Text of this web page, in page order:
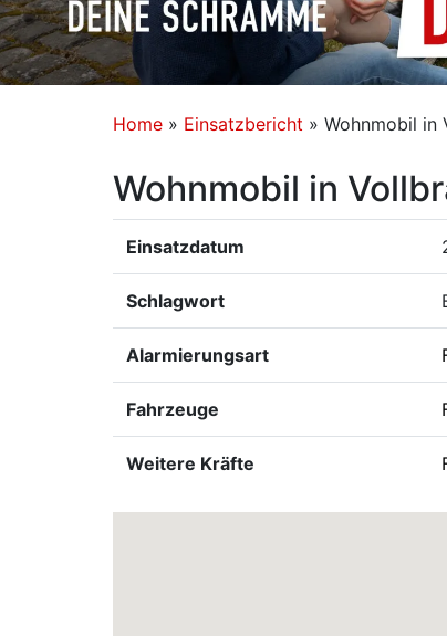
Home » Einsatzbericht » Wohnmobil in
Wohnmobil in
Einsatzdatum
Schlagwort
Alarmierungsart
Fahrzeuge
Weitere Kräfte